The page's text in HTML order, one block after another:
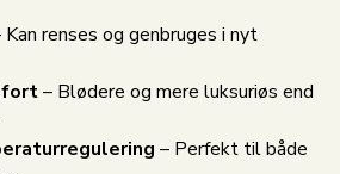
Kan renses og genbruges i nyt
– Blødere og mere luksuriøs end
– Perfekt til både